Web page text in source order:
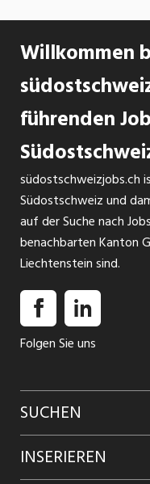
Willkommen
führenden
südostschweizjobs.ch
Südostschweiz und
auf der Suche nach
benachbarten Kanton
Liechtenstein sind.
Folgen Sie uns
SUCHEN
Jobs suchen
INSERIEREN